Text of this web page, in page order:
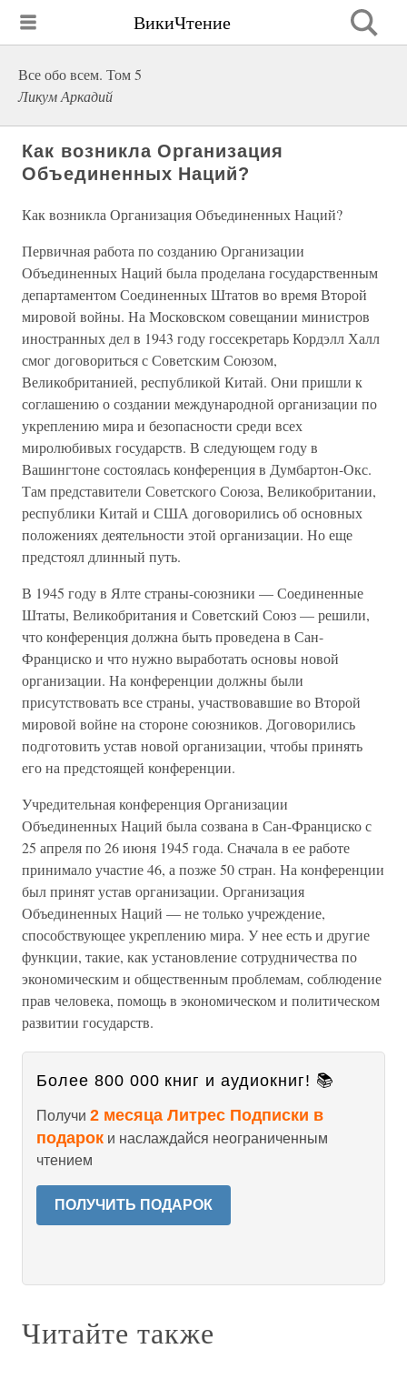
ВикиЧтение
Все обо всем. Том 5
Ликум Аркадий
Как возникла Организация
Объединенных Наций?
Как возникла Организация Объединенных Наций?
Первичная работа по созданию Организации
Объединенных Наций была проделана государственным
департаментом Соединенных Штатов во время Второй
мировой войны. На Московском совещании министров
иностранных дел в 1943 году госсекретарь Кордэлл Халл
смог договориться с Советским Союзом,
Великобританией, республикой Китай. Они пришли к
соглашению о создании международной организации по
укреплению мира и безопасности среди всех
миролюбивых государств. В следующем году в
Вашингтоне состоялась конференция в Думбартон-Окс.
Там представители Советского Союза, Великобритании,
республики Китай и США договорились об основных
положениях деятельности этой организации. Но еще
предстоял длинный путь.
В 1945 году в Ялте страны-союзники — Соединенные
Штаты, Великобритания и Советский Союз — решили,
что конференция должна быть проведена в Сан-
Франциско и что нужно выработать основы новой
организации. На конференции должны были
присутствовать все страны, участвовавшие во Второй
мировой войне на стороне союзников. Договорились
подготовить устав новой организации, чтобы принять
его на предстоящей конференции.
Учредительная конференция Организации
Объединенных Наций была созвана в Сан-Франциско с
25 апреля по 26 июня 1945 года. Сначала в ее работе
принимало участие 46, а позже 50 стран. На конференции
был принят устав организации. Организация
Объединенных Наций — не только учреждение,
способствующее укреплению мира. У нее есть и другие
функции, такие, как установление сотрудничества по
экономическим и общественным проблемам, соблюдение
прав человека, помощь в экономическом и политическом
развитии государств.
Более 800 000 книг и аудиокниг! 📚
Получи 2 месяца Литрес Подписки в
подарок и наслаждайся неограниченным
чтением
ПОЛУЧИТЬ ПОДАРОК
Читайте также